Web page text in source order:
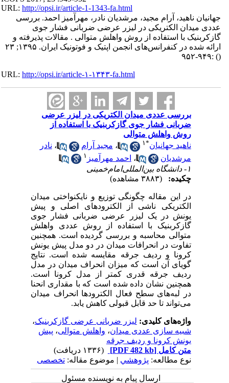
URL:http://opsi.ir/article-1-1343-fa.html
جهانیان ناهید، آرام مجید، مرشدیان نادر، مهرآمیز احمد. بررسی
عددی میدان الکتریکی در لیزر عرضی ضربانی فشار جوی
گازکربنیک با استفاده از روش واهلش متوالی . مقالات پذیرفته و
ارائه شده در کنفرانس‌های انجمن اپتیک و فوتونیک ایران. ۱۳۹۵; ۲۳
:۹۴۹-۹۵۲
URL:http://opsi.ir/article-۱-۱۳۴۳-fa.html
بررسی عددی میدان الکتریکی در لیزر عرضی
ضربانی فشار جوی گازکربنیک با استفاده از
روش واهلش متوالی
ناهید جهانیان *۱ ،مجید آرام ،نادر
مرشدیان
،احمد مهرآمیز ۱
چکیده:
در این مقاله چگونگی توزیع و نایکنواختی میدان
الکتریکی ناشی از الکترودهای اصلی و پیش
یونش در یک لیزر عرضی ضربانی فشار جوی
گازکربنیک با استفاده از روش عددی واهلش
متوالی محاسبه و بررسی گردیده است. همچنین
تفاوت در انحرافات میدان در دو مدل پیش یونش
کرونا و ردیف جرقه مقایسه شده است. نتایج
گویای آن است که میزان انحراف میدان در مدل
ردیف جرقه قدری کمتر از مدل کرونا است.
همچنین نشان داده شده است که با مقداری انحنا
در لبه‌های سطح فعال الکترودها انحراف میدان
می‌تواند تا حد قابل قبولی کاهش یابد.
واژه‌های کلیدی:لیزر ضربانی عرضی گازکربنیک،
شبیه سازی عددی میدان ،واهلش متوالی،پیش
یونش کرونا و ردیف جرقه
متن کامل[PDF 482 kb]
نوع مطالعه:پژوهشي| موضوع مقاله:تخصصی
ارسال پیام به نویسنده مسئول